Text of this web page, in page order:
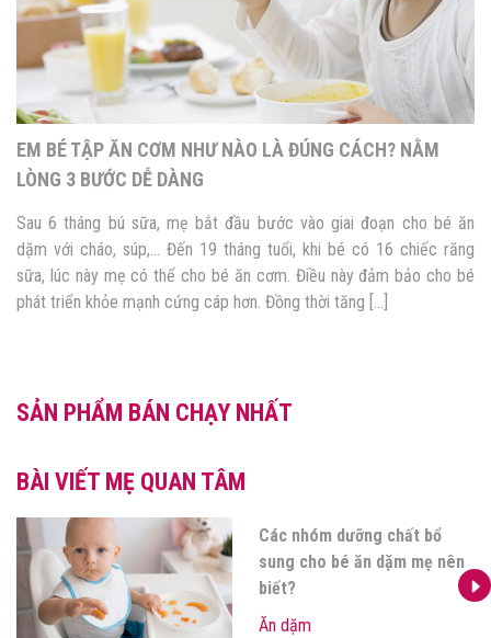
4 PHƯƠNG PHÁP ĂN DẶM CHO BÉ PHỔ BIẾN NHẤT HIỆN
NAY
Quá trình phát triển trưởng thành của con không thể thiếu giai
ăn dặm. Đây không chỉ là cơ hội giúp bé hình thành thói quen,
năng ăn uống sau này mà còn là thời điểm vàng bổ sung
chất cho sự phát triển toàn diện của trẻ. Tuy nhiên, nhiều mẹ […]
SẢN PHẨM BÁN CHẠY NHẤT
BÀI VIẾT MẸ QUAN TÂM
bổ
mẹ nên
Đồ ăn dặm cho
sắm gì khi bé
đoạn ăn dặm?